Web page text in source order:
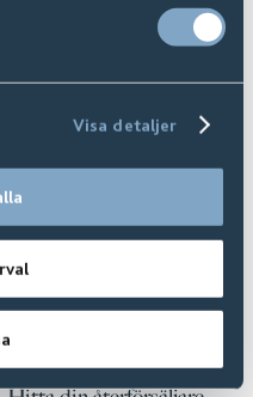
Visa detaljer